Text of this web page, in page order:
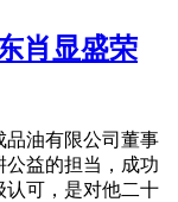
肖显盛荣
品油有限公司董事
益的担当，成功
认可，是对他二十